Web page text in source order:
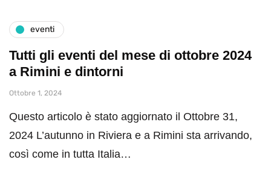
eventi
Tutti gli eventi del mese di ottobre 2024
a Rimini e dintorni
Ottobre 1, 2024
Questo articolo è stato aggiornato il Ottobre 31,
2024 L’autunno in Riviera e a Rimini sta arrivando,
così come in tutta Italia…